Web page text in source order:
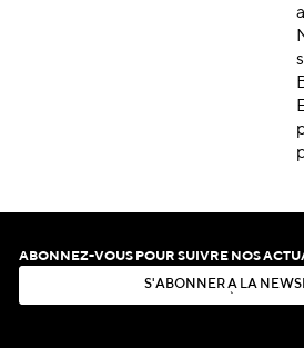
ABONNEZ-VOUS POUR SUIVRE NOS
S'ABON N ER À LA N EWS